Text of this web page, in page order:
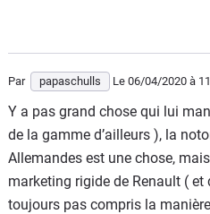
Par papaschulls Le 06/04/2020 à
Y a pas grand chose qui lui
de la gamme d’ailleurs ), la
Allemandes est une chose,
marketing rigide de Renault ( et
toujours pas compris la